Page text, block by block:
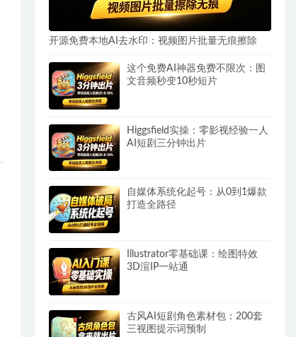
开源免费本地AI去水印：视频图片批量无痕擦除
这个免费AI神器免费不限次：图
文音频秒变10秒短片
Higgsfield实操：零影视经验一人
AI短剧三分钟出片
自媒体系统化起号：从0到1爆款
打造全路径
Illustrator零基础课：绘图特效
3D渲IP一站通
古风AI短剧角色素材包：200套
三视图提示词预制